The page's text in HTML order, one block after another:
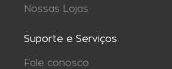
Nossas Lojas
Suporte e Serviços
Fale conosco